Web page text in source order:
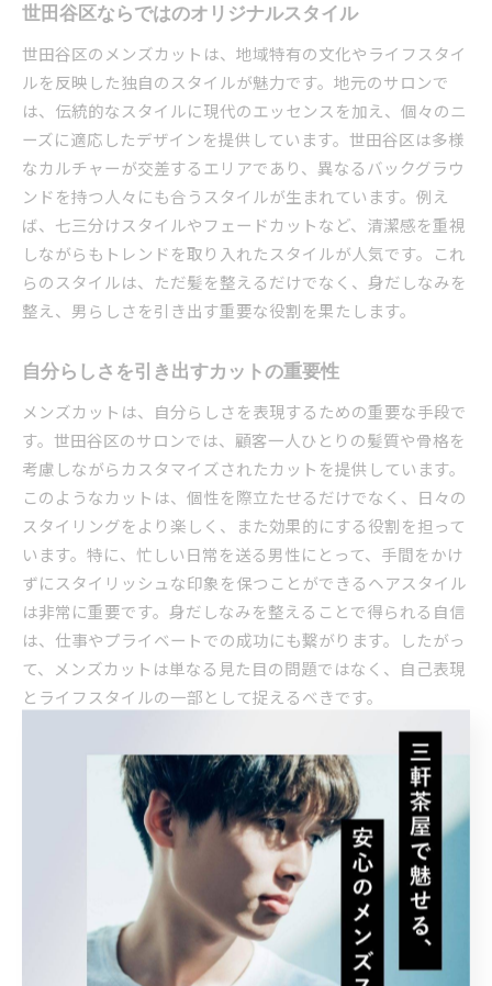
世田谷区ならではのオリジナルスタイル
世田谷区のメンズカットは、地域特有の文化やライフスタイ
ルを反映した独自のスタイルが魅力です。地元のサロンで
は、伝統的なスタイルに現代のエッセンスを加え、個々のニ
ーズに適応したデザインを提供しています。世田谷区は多様
なカルチャーが交差するエリアであり、異なるバックグラウ
ンドを持つ人々にも合うスタイルが生まれています。例え
ば、七三分けスタイルやフェードカットなど、清潔感を重視
しながらもトレンドを取り入れたスタイルが人気です。これ
らのスタイルは、ただ髪を整えるだけでなく、身だしなみを
整え、男らしさを引き出す重要な役割を果たします。
自分らしさを引き出すカットの重要性
メンズカットは、自分らしさを表現するための重要な手段で
す。世田谷区のサロンでは、顧客一人ひとりの髪質や骨格を
考慮しながらカスタマイズされたカットを提供しています。
このようなカットは、個性を際立たせるだけでなく、日々の
スタイリングをより楽しく、また効果的にする役割を担って
います。特に、忙しい日常を送る男性にとって、手間をかけ
ずにスタイリッシュな印象を保つことができるヘアスタイル
は非常に重要です。身だしなみを整えることで得られる自信
は、仕事やプライベートでの成功にも繋がります。したがっ
て、メンズカットは単なる見た目の問題ではなく、自己表現
とライフスタイルの一部として捉えるべきです。
個性を際立たせるアクセントとしてのヘアスタイル
メンズカットにおいて、髪型は単なるスタイルではなく、自
分を表現する重要なアクセントです。例えば、世田谷区で
は、七三分けやアンダーカットといったスタイルが人気です
が、これらのスタイルは個性を際立たせる要素として機能し
ます。特に、ヘアスタイルを通じて自信を持つためには、自
分のライフスタイルや趣味に合ったデザインを選ぶことが大
切です。それにより、見た目の印象だけでなく、内面の魅力